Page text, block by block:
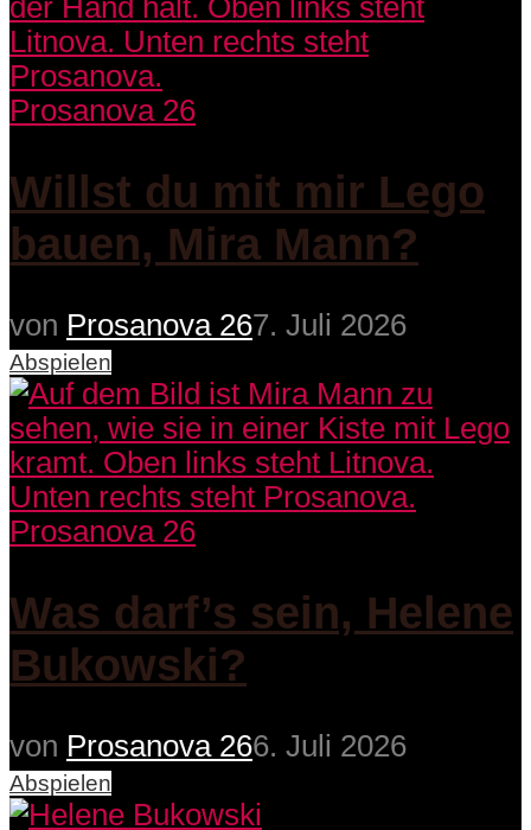
Prosanova 26
Willst du mit mir Lego
bauen, Mira Mann?
von Prosanova 267. Juli 2026
Abspielen
Prosanova 26
Was darf’s sein, Helene
Bukowski?
von Prosanova 266. Juli 2026
Abspielen